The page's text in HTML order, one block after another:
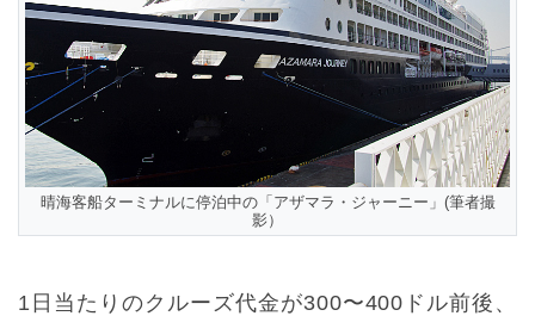
晴海客船ターミナルに停泊中の「アザマラ・ジャーニー」(筆者撮
影）
1日当たりのクルーズ代金が300〜400ドル前後、